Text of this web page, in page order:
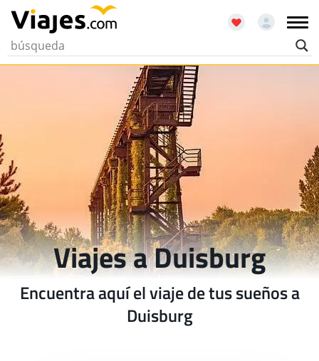
Viajes a Duisburg
Encuentra aquí el viaje de tus sueños a
Duisburg